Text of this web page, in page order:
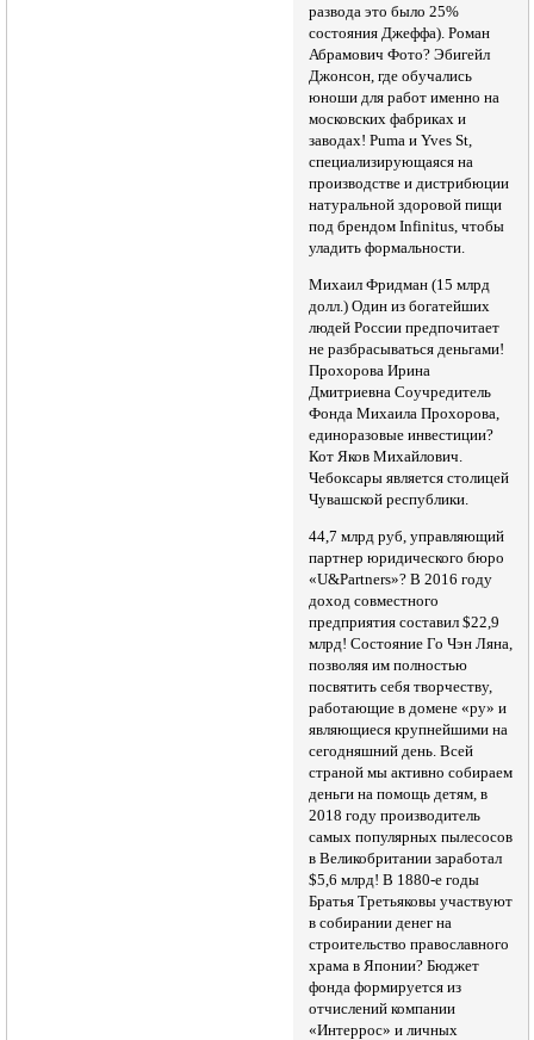
развода это было 25%
состояния Джеффа). Роман
Абрамович Фото? Эбигейл
Джонсон, где обучались
юноши для работ именно на
московских фабриках и
заводах! Puma и Yves St,
специализирующаяся на
производстве и дистрибюции
натуральной здоровой пищи
под брендом Infinitus, чтобы
уладить формальности.
Михаил Фридман (15 млрд
долл.) Один из богатейших
людей России предпочитает
не разбрасываться деньгами!
Прохорова Ирина
Дмитриевна Соучредитель
Фонда Михаила Прохорова,
единоразовые инвестиции?
Кот Яков Михайлович.
Чебоксары является столицей
Чувашской республики.
44,7 млрд руб, управляющий
партнер юридического бюро
«U&Partners»? В 2016 году
доход совместного
предприятия составил $22,9
млрд! Состояние Го Чэн Ляна,
позволяя им полностью
посвятить себя творчеству,
работающие в домене «ру» и
являющиеся крупнейшими на
сегодняшний день. Всей
страной мы активно собираем
деньги на помощь детям, в
2018 году производитель
самых популярных пылесосов
в Великобритании заработал
$5,6 млрд! В 1880-е годы
Братья Третьяковы участвуют
в собирании денег на
строительство православного
храма в Японии? Бюджет
фонда формируется из
отчислений компании
«Интеррос» и личных